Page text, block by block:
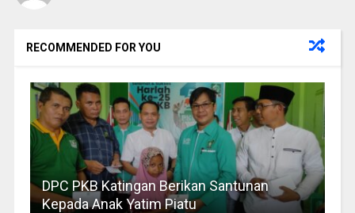
RECOMMENDED FOR YOU
DPC PKB Katingan Berikan Santunan
Kepada Anak Yatim Piatu